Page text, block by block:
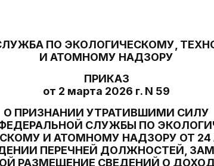
ПО ЭКОЛОГИЧЕСКОМУ,
И АТОМНОМУ НАДЗОРУ
ПРИКАЗ
от 2 марта 2026 г. N 59
О ПРИЗНАНИИ УТРАТИВШИМИ СИЛУ
СЛУЖБЫ ПО
И АТОМНОМУ НАДЗОРУ ОТ 24
ПЕРЕЧНЕЙ ДОЛЖНОСТЕЙ,
РАЗМЕЩЕНИЕ СВЕДЕНИЙ О